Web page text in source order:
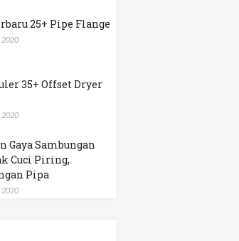
25+ Pipe Flange
2020
35+ Offset Dryer
2020
Gaya Sambungan
Cuci Piring,
Pipa
2020